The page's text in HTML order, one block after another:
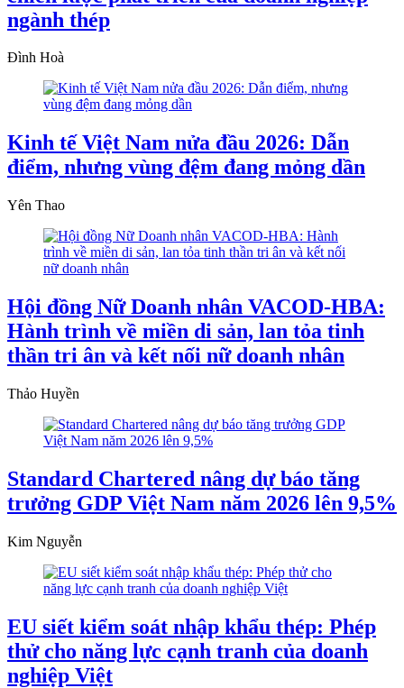
ngành thép
Đình Hoà
Kinh tế Việt Nam nửa đầu 2026: Dẫn
điểm, nhưng vùng đệm đang mỏng dần
Yên Thao
Hội đồng Nữ Doanh nhân VACOD-HBA:
Hành trình về miền di sản, lan tỏa tinh
thần tri ân và kết nối nữ doanh nhân
Thảo Huyền
Standard Chartered nâng dự báo tăng
trưởng GDP Việt Nam năm 2026 lên 9,5%
Kim Nguyễn
EU siết kiểm soát nhập khẩu thép: Phép
thử cho năng lực cạnh tranh của doanh
nghiệp Việt